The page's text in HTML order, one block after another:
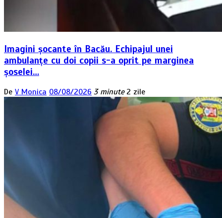
Imagini șocante în Bacău. Echipajul unei
ambulanțe cu doi copii s-a oprit pe marginea
șoselei…
De V Monica 08/08/2026 3 minute 2 zile